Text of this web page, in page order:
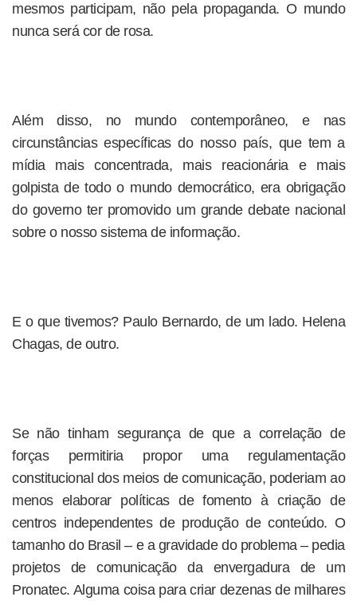
mesmos participam, não pela propaganda. O mundo
nunca será cor de rosa.
Além disso, no mundo contemporâneo, e nas
circunstâncias específicas do nosso país, que tem a
mídia mais concentrada, mais reacionária e mais
golpista de todo o mundo democrático, era obrigação
do governo ter promovido um grande debate nacional
sobre o nosso sistema de informação.
E o que tivemos? Paulo Bernardo, de um lado. Helena
Chagas, de outro.
Se não tinham segurança de que a correlação de
forças permitiria propor uma regulamentação
constitucional dos meios de comunicação, poderiam ao
menos elaborar políticas de fomento à criação de
centros independentes de produção de conteúdo. O
tamanho do Brasil – e a gravidade do problema – pedia
projetos de comunicação da envergadura de um
Pronatec. Alguma coisa para criar dezenas de milhares